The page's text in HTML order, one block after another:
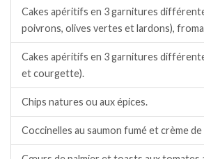
Cakes apéritifs en 3 garnitures
poivrons, olives vertes et lardons),
Cakes apéritifs en 3 garnitures
et courgette).
Chips natures ou aux épices.
Coccinelles au saumon fumé et crème